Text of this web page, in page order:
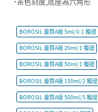
BOROSIL 量筒A級 5ml/0.1 獨證
BOROSIL 量筒A級 20ml/1 獨證
BOROSIL 量筒A級 50ml/1 獨證
BOROSIL 量筒A級 150ml/2 獨證
BOROSIL 量筒A級 500ml/5 獨證